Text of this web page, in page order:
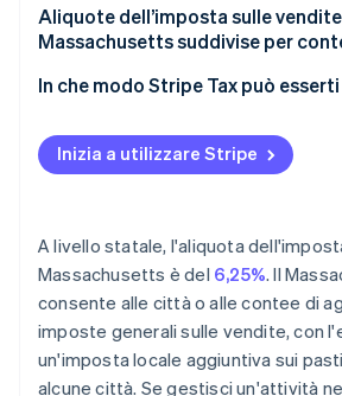
Aliquote dell’imposta sulle
Massachusetts suddivise per
In che modo Stripe Tax può esserti
Inizia a utilizzare Stripe
A livello statale, l'aliquota
Massachusetts è del 6,25%. Il
consente alle città o alle contee di
imposte generali sulle vendite, con
un'imposta locale aggiuntiva sui
alcune città. Se gestisci un'attività